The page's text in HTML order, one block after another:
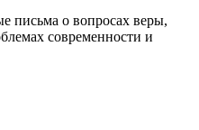
письма о вопросах веры,
современности и